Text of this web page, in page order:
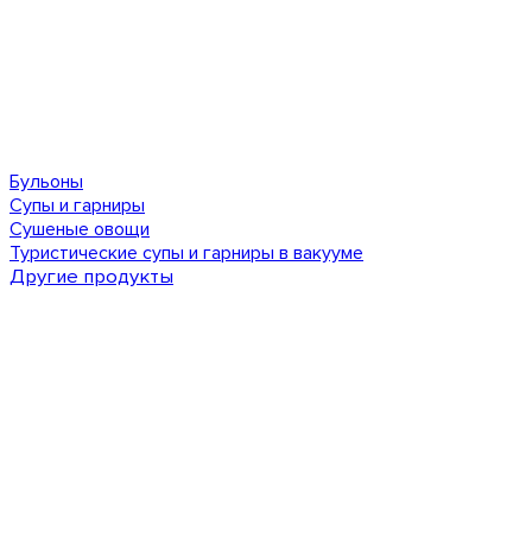
Бульоны
Супы и гарниры
Сушеные овощи
Туристические супы и гарниры в вакууме
Другие продукты